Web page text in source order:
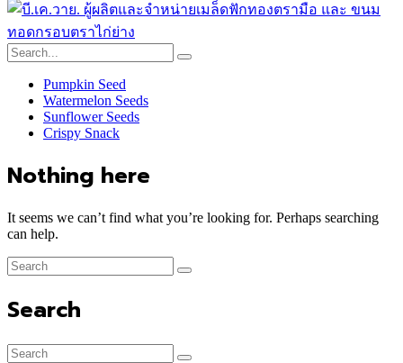
Pumpkin Seed
Watermelon Seeds
Sunflower Seeds
Crispy Snack
Nothing here
It seems we can’t find what you’re looking for. Perhaps searching
can help.
Search